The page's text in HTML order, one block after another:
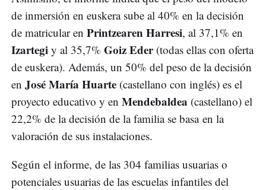
de inmersión en euskera sube al 40% en la decisión
de matricular en Printzearen Harresi, al 37,1% en
Izartegi y al 35,7% Goiz Eder(todas ellas con oferta
de euskera). Además, un 50% del peso de la decisión
en José María Huarte (castellano con inglés) es el
proyecto educativo y en Mendebaldea (castellano) el
22,2% de la decisión de la familia se basa en la
valoración de sus instalaciones.
Según el informe, de las 304 familias usuarias o
potenciales usuarias de las escuelas infantiles del